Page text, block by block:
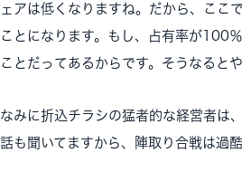
アは低くなりますね。だから、ここ
とになります。もし、占有率が100
ことだってあるからです。そうなると
みに折込チラシの猛者的な経営者は
も聞いてますから、陣取り合戦は過酷